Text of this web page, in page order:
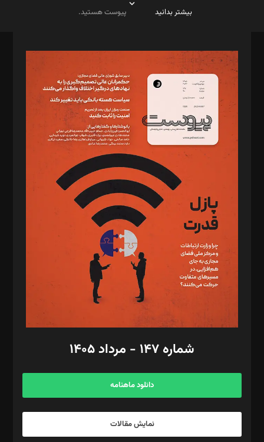
بیشتر بدانید
پیوست هستید.
مدیر مسئول: محمدباقر اثنی‌عشری
سردبیر: مهرک محمودی
دبیر تحریریه: میثم قاسمی
د‌بیر ناداستان: سمانه سمیع
د‌بیر خدمت و تجارت: ابوالفضل رجبی
د‌بیر حقوق فناوری: حسام‌الدین ایپکچی
د‌بیر پیوست جهان: مینا پاکدل
د‌بیر تحریریه آنلاین: بابک نقاش
تحریریه‌: مجتبی محمود‌ی، آرش برهمند، یسنا امان‌پور، سروش کرمیان،
مصطفی مسجدی آرانی، ابوالفضل رجبی، زهرا فکرانه، فائزه فتحی
رستمی،مصطفی باستان
ویرایش: نگار استاد‌‌آقا
طراح یونیفرم: مجید توکلی
فیلمبرداری و عکاسی: امیر شفیعی، مانی لطفی زاده
گرافیک و صفحه‌آرایی: سید‌سبحان‌علی ثابت
مد‌یر توسعه تجاری: کامبیز برید‌
امور مالی: شاپور رهبری، محمد‌ کاظمی‌نیا
آگهی و مشترکین: ۰۹۱۹۹۹۹۰۴۵۴
شماره ۱۴۷ - مرداد ۱۴۰۵
دانلود ماهنامه
نمایش مقالات